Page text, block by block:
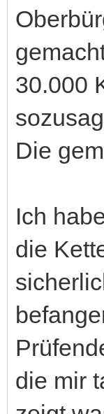
30.000
Die
Ich
die
die mir